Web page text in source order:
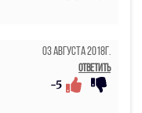
03 Августа 2018г.
Ответить
-5